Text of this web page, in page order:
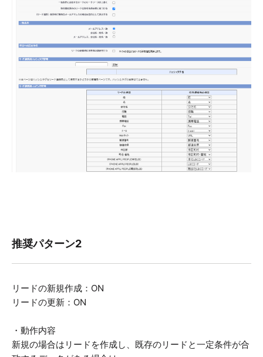
推奨パターン2
リードの新規作成：ON
リードの更新：ON
・動作内容
新規の場合はリードを作成し、既存のリードと一定条件が合